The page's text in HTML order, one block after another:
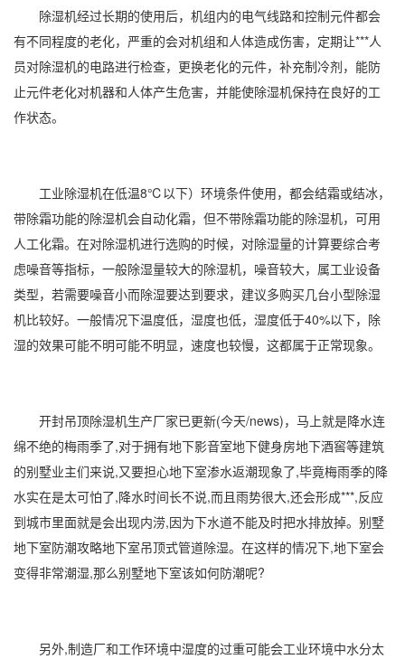
除湿机经过长期的使用后，机组内的电气线路和控制元件都会
有不同程度的老化，严重的会对机组和人体造成伤害，定期让***人
员对除湿机的电路进行检查，更换老化的元件，补充制冷剂，能防
止元件老化对机器和人体产生危害，并能使除湿机保持在良好的工
作状态。
工业除湿机在低温8℃以下）环境条件使用，都会结霜或结冰，
带除霜功能的除湿机会自动化霜，但不带除霜功能的除湿机，可用
人工化霜。在对除湿机进行选购的时候，对除湿量的计算要综合考
虑噪音等指标，一般除湿量较大的除湿机，噪音较大，属工业设备
类型，若需要噪音小而除湿要达到要求，建议多购买几台小型除湿
机比较好。一般情况下温度低，湿度也低，湿度低于40%以下，除
湿的效果可能不明可能不明显，速度也较慢，这都属于正常现象。
开封吊顶除湿机生产厂家已更新(今天/news)，马上就是降水连
绵不绝的梅雨季了,对于拥有地下影音室地下健身房地下酒窖等建筑
的别墅业主们来说,又要担心地下室渗水返潮现象了,毕竟梅雨季的降
水实在是太可怕了,降水时间长不说,而且雨势很大,还会形成***,反应
到城市里面就是会出现内涝,因为下水道不能及时把水排放掉。别墅
地下室防潮攻略地下室吊顶式管道除湿。在这样的情况下,地下室会
变得非常潮湿,那么别墅地下室该如何防潮呢?
另外,制造厂和工作环境中湿度的过重可能会工业环境中水分太